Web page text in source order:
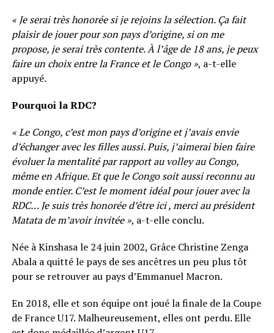
« Je serai très honorée si je rejoins la sélection. Ça fait
plaisir de jouer pour son pays d’origine, si on me
propose, je serai très contente. À l’âge de 18 ans, je peux
faire un choix entre la France et le Congo », a-t-elle
appuyé.
Pourquoi la RDC?
« Le Congo, c’est mon pays d’origine et j’avais envie
d’échanger avec les filles aussi. Puis, j’aimerai bien faire
évoluer la mentalité par rapport au volley au Congo,
même en Afrique. Et que le Congo soit aussi reconnu au
monde entier. C’est le moment idéal pour jouer avec la
RDC… Je suis très honorée d’être ici , merci au président
Matata de m’avoir invitée », a-t-elle conclu.
Née à Kinshasa le 24 juin 2002, Grâce Christine Zenga
Abala a quitté le pays de ses ancêtres un peu plus tôt
pour se retrouver au pays d’Emmanuel Macron.
En 2018, elle et son équipe ont joué la finale de la Coupe
de France U17. Malheureusement, elles ont perdu. Elle